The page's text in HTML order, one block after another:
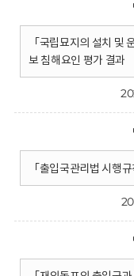
「국립묘지의 설치 및
보 침해요인 평가 결과
「출입국관리법 시행